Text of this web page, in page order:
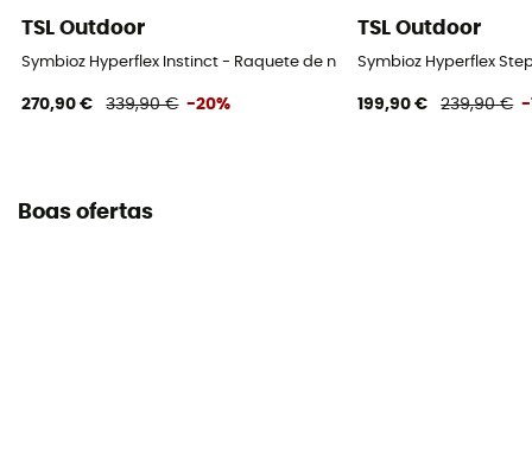
TSL Outdoor
Symbioz Hyperflex Instinct - Raquete de neve
270,90 € 339,90 € -20%
TSL Outdoor
Symbioz Hyperflex
199,90 € 239,90 € -
Boas ofertas